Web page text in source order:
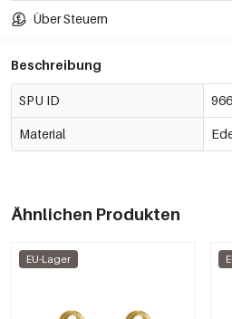
Über Steuern
Beschreibung
SPU ID
Material
Ähnlichen Produkten
EU-Lager